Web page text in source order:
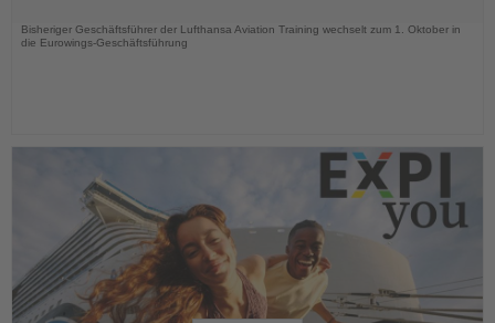
Bisheriger Geschäftsführer der Lufthansa Aviation Training wechselt zum 1. Oktober in
die Eurowings-Geschäftsführung